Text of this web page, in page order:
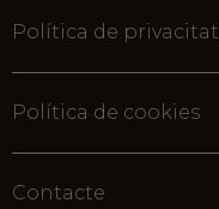
Política de privacitat
Política de cookies
Contacte